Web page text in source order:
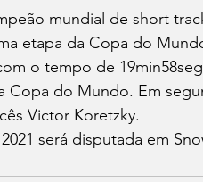
mundial de short
etapa da Copa do
o tempo de
Copa do Mundo. Em
Victor Koretzky.
será disputada em